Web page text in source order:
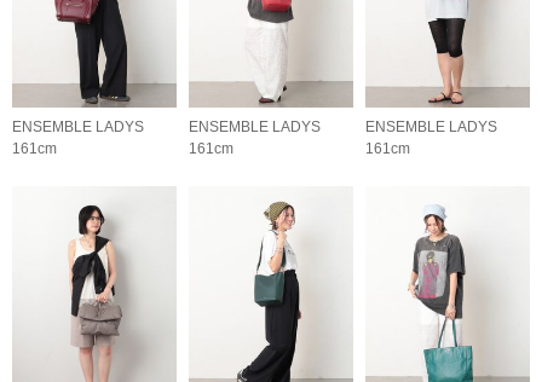
ENSEMBLE LADYS
161cm
ENSEMBLE LADYS
161cm
ENSEMBLE LADYS
161cm